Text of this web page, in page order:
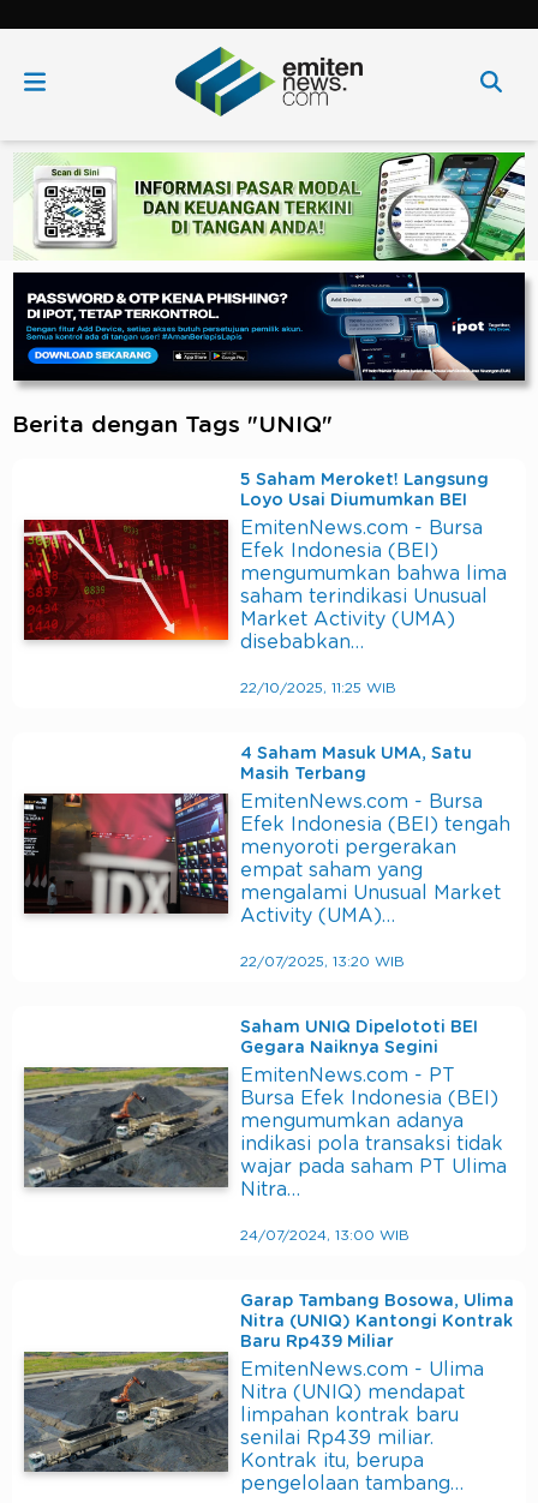
Berita dengan Tags "UNIQ"
5 Saham Meroket! Langsung
Loyo Usai Diumumkan BEI
EmitenNews.com - Bursa
Efek Indonesia (BEI)
mengumumkan bahwa lima
saham terindikasi Unusual
Market Activity (UMA)
disebabkan…
22/10/2025, 11:25 WIB
4 Saham Masuk UMA, Satu
Masih Terbang
EmitenNews.com - Bursa
Efek Indonesia (BEI) tengah
menyoroti pergerakan
empat saham yang
mengalami Unusual Market
Activity (UMA)…
22/07/2025, 13:20 WIB
Saham UNIQ Dipelototi BEI
Gegara Naiknya Segini
EmitenNews.com - PT
Bursa Efek Indonesia (BEI)
mengumumkan adanya
indikasi pola transaksi tidak
wajar pada saham PT Ulima
Nitra…
24/07/2024, 13:00 WIB
Garap Tambang Bosowa, Ulima
Nitra (UNIQ) Kantongi Kontrak
Baru Rp439 Miliar
EmitenNews.com - Ulima
Nitra (UNIQ) mendapat
limpahan kontrak baru
senilai Rp439 miliar.
Kontrak itu, berupa
pengelolaan tambang…